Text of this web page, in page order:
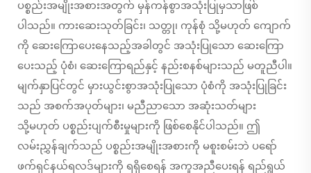
ပစ္စည်းအမျိုးအစားအတွက် မှန်ကန်စွာအသုံးပြုမှသာဖြစ်
ပါသည်။ ကားဆေးသုတ်ခြင်း၊ သတ္တု၊ ကုန်စုံ သို့မဟုတ် ကျောက်
ကို ဆေးကြောပေးနေသည့်အခါတွင် အသုံးပြုသော ဆေးကြော
ပေးသည့် ပုံစံ၊ ဆေးကြောရည်နှင့် နည်းစနစ်များသည် မတူညီပါ။
မျက်နှာပြင်တွင် မှားယွင်းစွာအသုံးပြုသော ပုံစံကို အသုံးပြုခြင်း
သည် အစက်အပုတ်များ၊ မညီညာသော အဆုံးသတ်များ
သို့မဟုတ် ပစ္စည်းပျက်စီးမှုများကို ဖြစ်စေနိုင်ပါသည်။ ဤ
လမ်းညွှန်ချက်သည် ပစ္စည်းအမျိုးအစားကို မစူးစမ်းဘဲ ပရော်
ဖက်ရှင်နယ်ရလဒ်များကို ရရှိစေရန် အကူအညီပေးရန် ရည်ရွယ်